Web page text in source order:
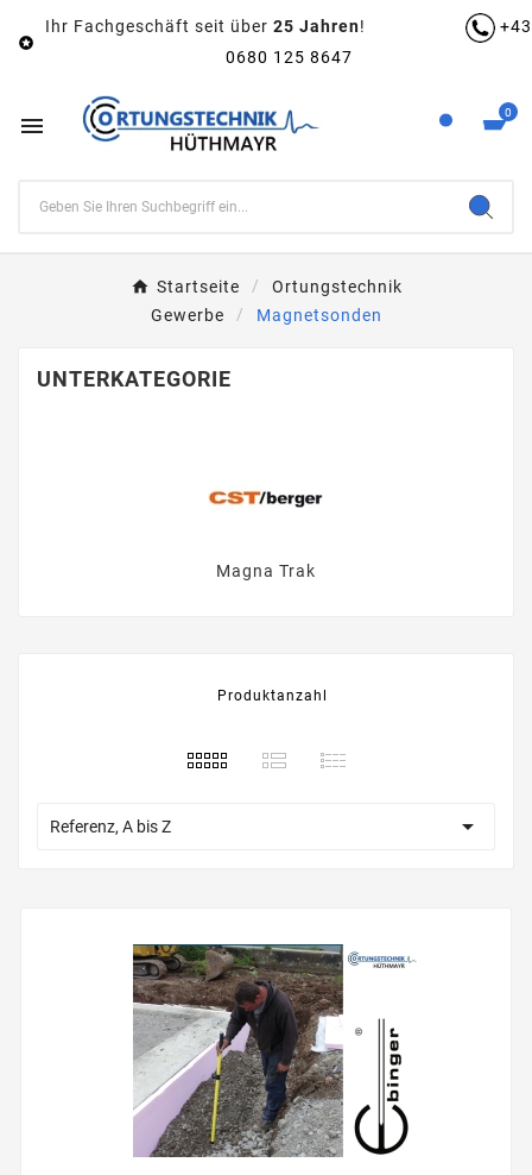

Ihr Fachgeschäft seit über 25 Jahren!
+43
0680 125 8647
 0
Startseite
Ortungstechnik
Gewerbe
Magnetsonden
UNTERKATEGORIE
Magna Trak
Produktanzahl
Referenz, A bis Z 